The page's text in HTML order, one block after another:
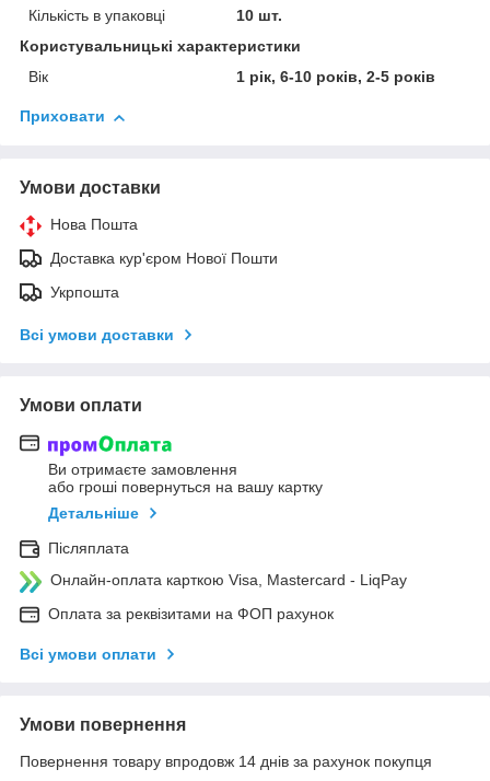
Кількість в упаковці
10 шт.
Користувальницькі характеристики
Вік
1 рік, 6-10 років, 2-5 років
Приховати
Умови доставки
Нова Пошта
Доставка кур'єром Нової Пошти
Укрпошта
Всі умови доставки
Умови оплати
Ви отримаєте замовлення
або гроші повернуться на вашу картку
Детальніше
Післяплата
Онлайн-оплата карткою Visa, Mastercard - LiqPay
Оплата за реквізитами на ФОП рахунок
Всі умови оплати
Умови повернення
Повернення товару впродовж 14 днів за рахунок покупця